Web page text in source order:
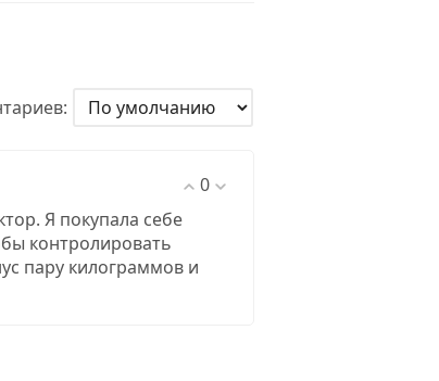
0
Я покупала себе
контролировать
пару килограммов и